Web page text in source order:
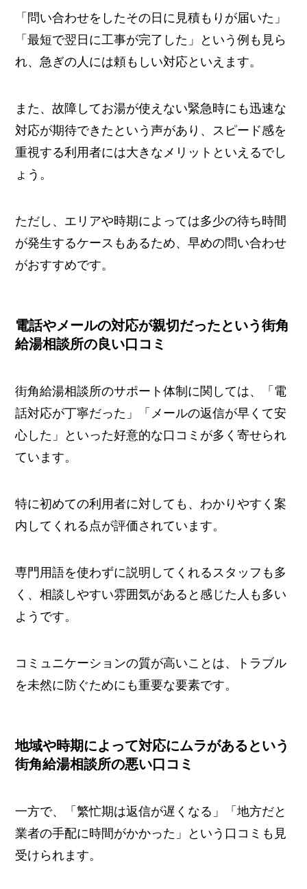
「問い合わせをしたその日に見積もりが届いた」
「最短で翌日に工事が完了した」という例も見ら
れ、急ぎの人には頼もしい対応といえます。
また、故障してお湯が使えない緊急時にも迅速な
対応が期待できたという声があり、スピード感を
重視する利用者には大きなメリットといえるでし
ょう。
ただし、エリアや時期によっては多少の待ち時間
が発生するケースもあるため、早めの問い合わせ
がおすすめです。
電話やメールの対応が親切だったという街角
給湯相談所の良い口コミ
街角給湯相談所のサポート体制に関しては、「電
話対応が丁寧だった」「メールの返信が早くて安
心した」といった好意的な口コミが多く寄せられ
ています。
特に初めての利用者に対しても、わかりやすく案
内してくれる点が評価されています。
専門用語を使わずに説明してくれるスタッフも多
く、相談しやすい雰囲気があると感じた人も多い
ようです。
コミュニケーションの質が高いことは、トラブル
を未然に防ぐためにも重要な要素です。
地域や時期によって対応にムラがあるという
街角給湯相談所の悪い口コミ
一方で、「繁忙期は返信が遅くなる」「地方だと
業者の手配に時間がかかった」という口コミも見
受けられます。